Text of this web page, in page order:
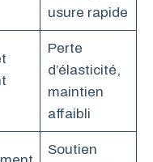
usure rapide
Perte
d’élasticité,
maintien
affaibli
Soutien